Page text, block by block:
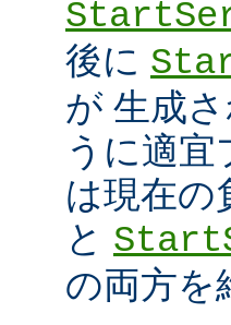
後に
が 生成
うに適
は現在の
と
の両方を